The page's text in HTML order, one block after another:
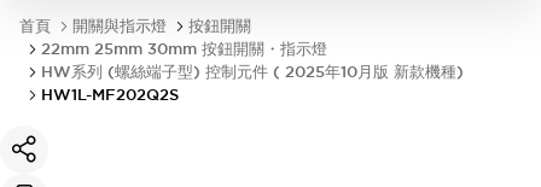
首頁 開關與指示燈
按鈕開關
22mm 25mm 30mm 按鈕開關・指示燈
HW系列 (螺絲端子型) 控制元件 ( 2025年10月版 新款機種)
HW1L-MF202Q2S